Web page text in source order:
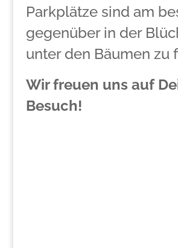
Parkplätze sind am
gegenüber in der
unter den Bäumen zu
Wir freuen uns auf
Besuch!